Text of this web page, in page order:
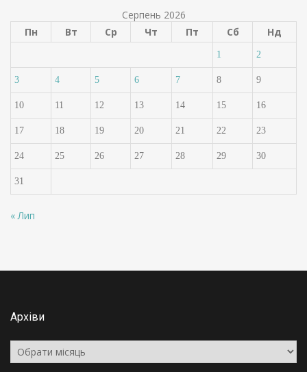
Серпень 2026
Пн
Вт Ср Чт Пт Сб Нд
1 2
3 4 5 6 7 8 9
10 11 12 13 14 15 16
17 18 19 20 21 22 23
24 25 26 27 28 29 30
31
« Лип
Архіви
Архіви